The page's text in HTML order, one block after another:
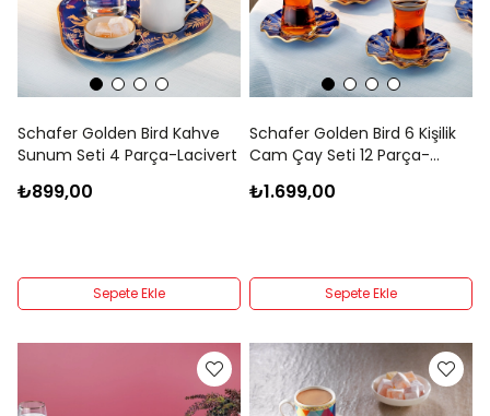
Schafer Golden Bird Kahve
Sunum Seti 4 Parça-Lacivert
₺899,00
Sepete Ekle
Schafer Golden Bird 6 Kişilik
Cam Çay Seti 12 Parça-
₺1.699,00
Sepete Ekle